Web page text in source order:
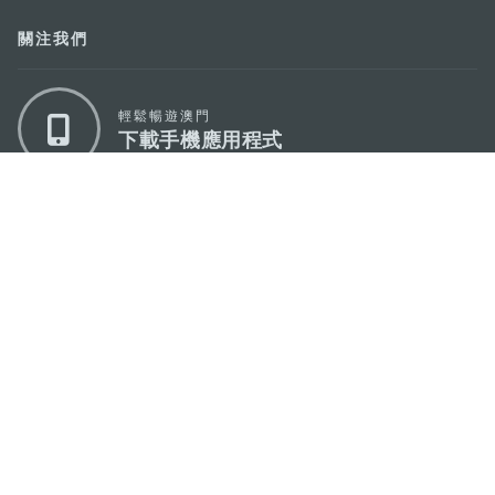
關注我們
輕鬆暢遊澳門
下載手機應用程式